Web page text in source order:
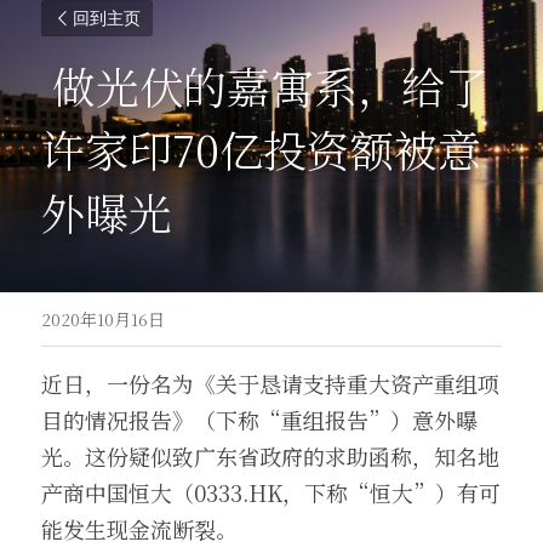
回到主页
做光伏的嘉寓系，给了
许家印70亿投资额被意
外曝光
2020年10月16日
近日，一份名为《关于恳请支持重大资产重组项
目的情况报告》（下称“重组报告”）意外曝
光。这份疑似致广东省政府的求助函称，知名地
产商中国恒大（0333.HK，下称“恒大”）有可
能发生现金流断裂。